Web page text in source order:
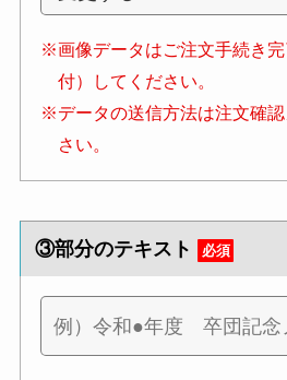
※画像データはご注文手続き
付）してください。
※データの送信方法は注文確
さい。
③部分のテキスト 必須